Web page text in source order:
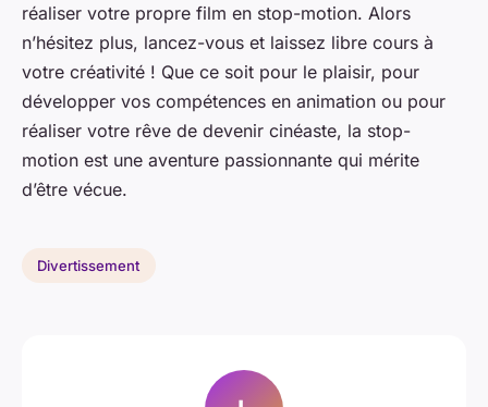
réaliser votre propre film en stop-motion. Alors
n’hésitez plus, lancez-vous et laissez libre cours à
votre créativité ! Que ce soit pour le plaisir, pour
développer vos compétences en animation ou pour
réaliser votre rêve de devenir cinéaste, la stop-
motion est une aventure passionnante qui mérite
d’être vécue.
Divertissement